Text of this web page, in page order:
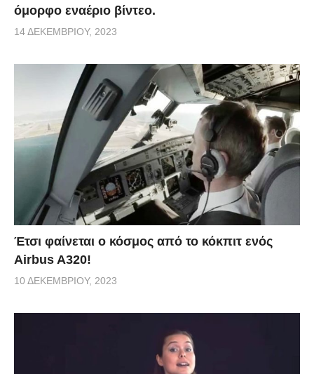
όμορφο εναέριο βίντεο.
14 ΔΕΚΕΜΒΡΊΟΥ, 2023
Έτσι φαίνεται ο κόσμος από το κόκπιτ ενός
Airbus A320!
10 ΔΕΚΕΜΒΡΊΟΥ, 2023